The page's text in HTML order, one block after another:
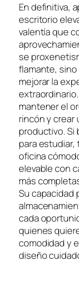
En definitiva,
escritorio
valentía que
se
flamante,
mejorar la
mantener el
rincón y crear
productivo. Si
para estudiar,
oficina
elevable con
más
Su capacidad
cada
quienes
comodidad y
diseño